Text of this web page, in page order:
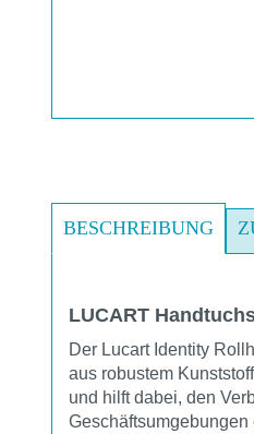
BESCHREIBUNG
LUCART
Der Lucart Identity
aus robustem
und hilft dabei, den